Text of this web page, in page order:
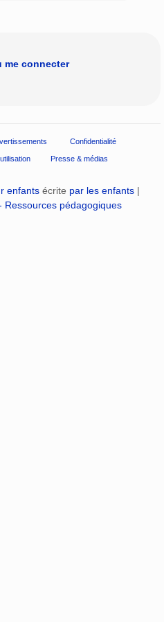
me connecter
Confidentialité
Presse & médias
enfants écrite par les enfants |
Ressources pédagogiques